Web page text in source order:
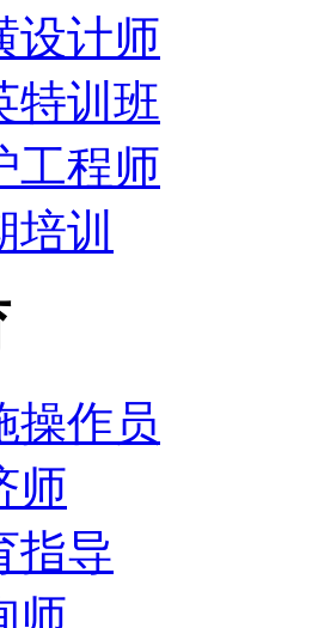
设计师
特训班
工程师
培训
操作员
师
指导
师